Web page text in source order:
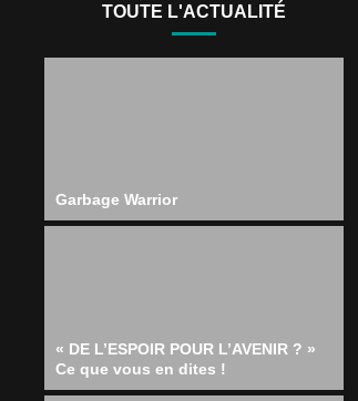
TOUTE L'ACTUALITÉ
Garbage Warrior
« DE L’ESPOIR POUR L’AVENIR ? »
Ce que vous en dites !